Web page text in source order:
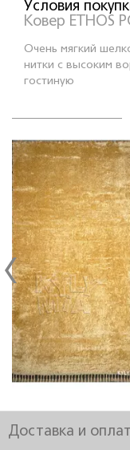
Условия
Ковер ETHOS
Очень мягкий
нитки с высоким
гостиную
Доставка и